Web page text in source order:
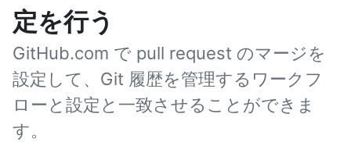
定を行う
GitHub.com で pull request のマージを
設定して、Git 履歴を管理するワークフ
ローと設定と一致させることができま
す。